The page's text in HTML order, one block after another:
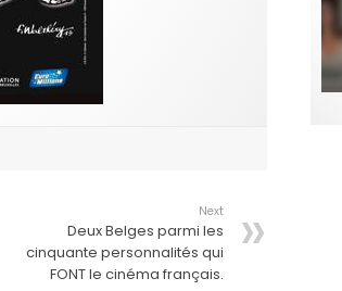
Next
Deux Belges parmi les
cinquante personnalités qui
FONT le cinéma français.